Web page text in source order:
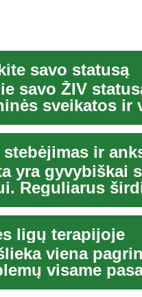
savo statusą
savo ŽIV
sveikatos ir
ir
yra gyvybiškai
Reguliarus
ligų terapijoje
viena
visame
m...